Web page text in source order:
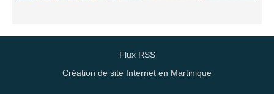
Flux RSS
Création de site Internet en Martinique